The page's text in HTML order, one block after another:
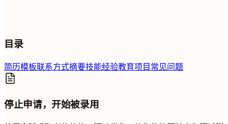
目录
简历模板联系方式摘要技能经验教育项目常见问题
停止申请，开始被录用